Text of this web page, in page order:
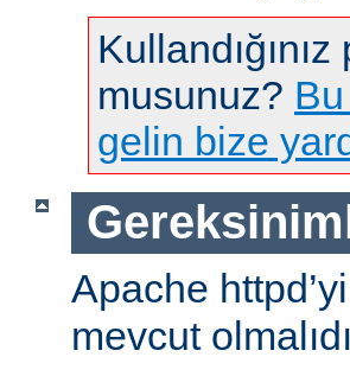
musunuz?
gelin bize
Apache
mevcut